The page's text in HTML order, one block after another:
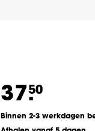
37.50
Binnen 2-3 werkdagen